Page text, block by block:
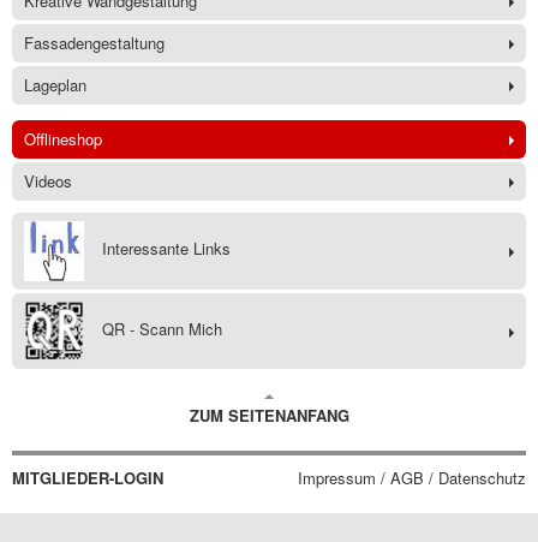
Fassadengestaltung
Lageplan
Offlineshop
Videos
Interessante Links
QR - Scann Mich
ZUM SEITENANFANG
MITGLIEDER-LOGIN Impressum / AGB / Datenschutz